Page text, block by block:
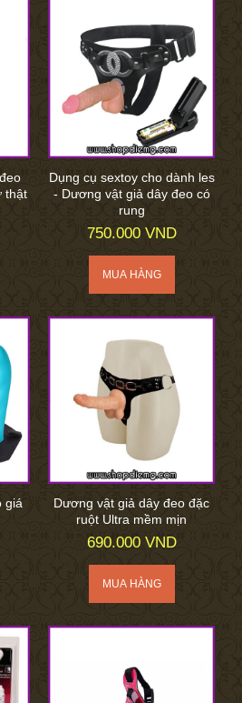
thật
Dụng cụ sextoy cho dành les
- Dương vật giả dây đeo có
rung
750.000 VND
giá
Dương vật giả dây đeo đặc
ruột Ultra mềm mịn
690.000 VND